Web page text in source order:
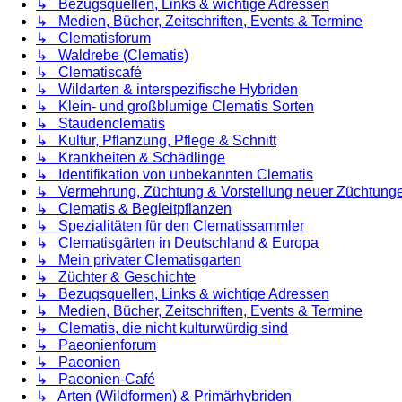
↳ Bezugsquellen, Links & wichtige Adressen
↳ Medien, Bücher, Zeitschriften, Events & Termine
↳ Clematisforum
↳ Waldrebe (Clematis)
↳ Clematiscafé
↳ Wildarten & interspezifische Hybriden
↳ Klein- und großblumige Clematis Sorten
↳ Staudenclematis
↳ Kultur, Pflanzung, Pflege & Schnitt
↳ Krankheiten & Schädlinge
↳ Identifikation von unbekannten Clematis
↳ Vermehrung, Züchtung & Vorstellung neuer
↳ Clematis & Begleitpflanzen
↳ Spezialitäten für den Clematissammler
↳ Clematisgärten in Deutschland & Europa
↳ Mein privater Clematisgarten
↳ Züchter & Geschichte
↳ Bezugsquellen, Links & wichtige Adressen
↳ Medien, Bücher, Zeitschriften, Events & Termine
↳ Clematis, die nicht kulturwürdig sind
↳ Paeonienforum
↳ Paeonien
↳ Paeonien-Café
↳ Arten (Wildformen) & Primärhybriden